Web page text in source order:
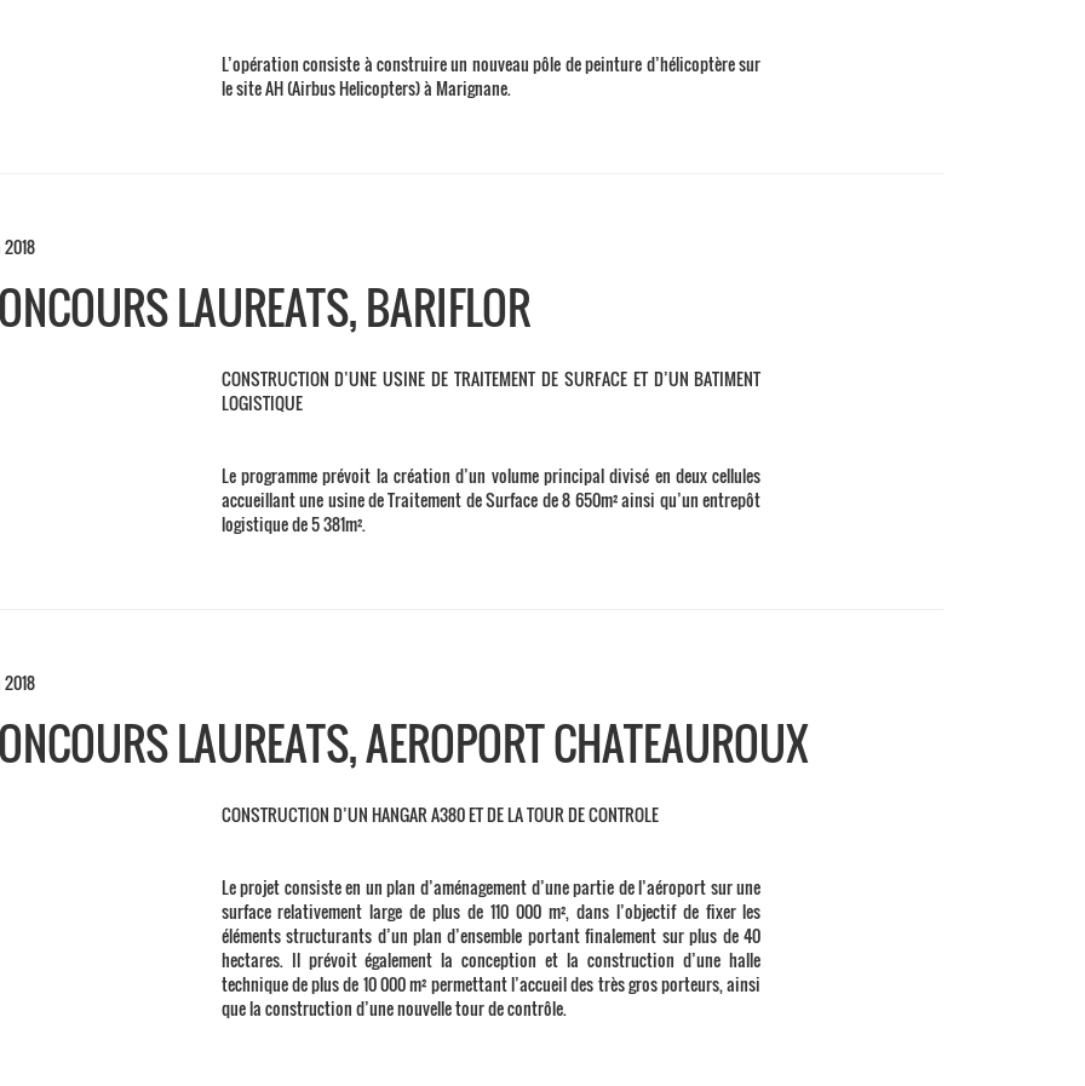
L’opération consiste à construire un nouveau pôle de peinture d’hélicoptère sur
le site AH (Airbus Helicopters) à Marignane.
LAUREATS, BARIFLOR
CONSTRUCTION D’UNE USINE DE TRAITEMENT DE SURFACE ET D’UN BATIMENT
LOGISTIQUE
Le programme prévoit la création d’un volume principal divisé en deux cellules
accueillant une usine de Traitement de Surface de 8 650m² ainsi qu’un entrepôt
logistique de 5 381m².
LAUREATS, AEROPORT CHATEAUROUX
CONSTRUCTION D’UN HANGAR A380 ET DE LA TOUR DE CONTROLE
Le projet consiste en un plan d’aménagement d’une partie de l’aéroport sur une
surface relativement large de plus de 110 000 m², dans l’objectif de fixer les
éléments structurants d’un plan d’ensemble portant finalement sur plus de 40
hectares. Il prévoit également la conception et la construction d’une halle
technique de plus de 10 000 m² permettant l’accueil des très gros porteurs, ainsi
que la construction d’une nouvelle tour de contrôle.